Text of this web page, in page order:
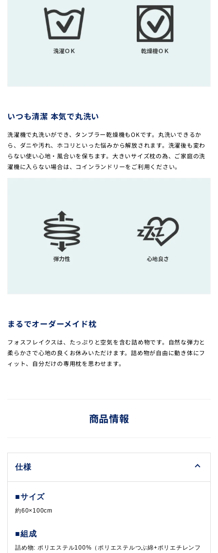
いつも清潔 本気で丸洗い
洗濯機で丸洗いができ、タンブラー乾燥機もOKです。丸洗いできるか
ら、ダニや汚れ、ホコリといった悩みから解放されます。洗濯後も変わ
らない使い心地・風合いを保ちます。大きいサイズ枕の為、ご家庭の洗
濯機に入らない場合は、コインランドリーをご利用ください。
まるでオーダーメイド枕
フォスフレイクスは、たっぷりと空気を含む詰め物です。自然な弾力と
柔らかさで心地の良くお休みいただけます。詰め物が自由に動き体にフ
ィット、自分だけの専用枕を思わせます。
商品情報
仕様
■サイズ
約60×100cm
■組成
詰め物: ポリエステル100%（ポリエステルつぶ綿+ポリエチレンフ